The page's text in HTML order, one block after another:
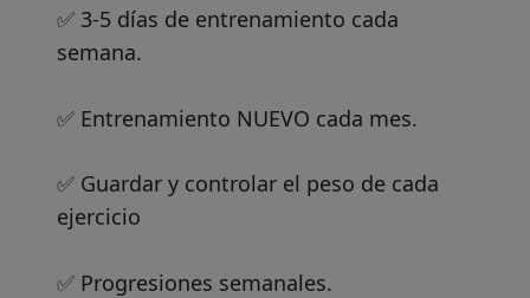
✅ 3-5 días de entrenamiento cada
semana.
✅ Entrenamiento NUEVO cada mes.
✅ Guardar y controlar el peso de cada
ejercicio
✅ Progresiones semanales.